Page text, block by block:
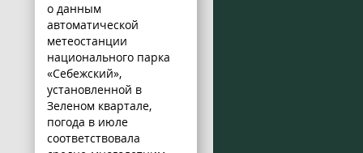
о данным
автоматической
метеостанции
национального парка
«Себежский»,
установленной в
Зеленом квартале,
погода в июле
соответствовала